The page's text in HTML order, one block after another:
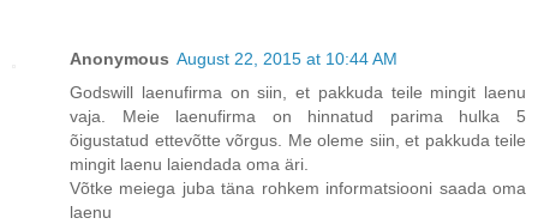
Anonymous August 22, 2015 at 10:44 AM
Godswill laenufirma on siin, et pakkuda teile mingit laenu
vaja. Meie laenufirma on hinnatud parima hulka 5
õigustatud ettevõtte võrgus. Me oleme siin, et pakkuda teile
mingit laenu laiendada oma äri.
Võtke meiega juba täna rohkem informatsiooni saada oma
laenu